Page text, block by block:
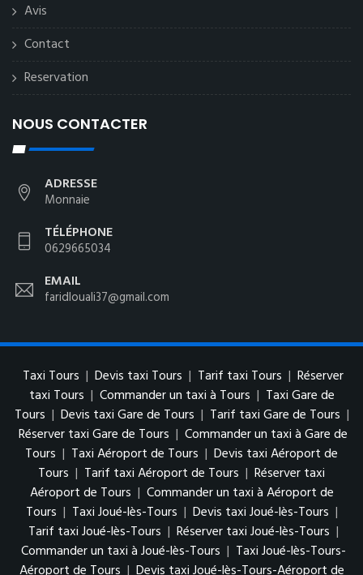
Avis
Contact
Reservation
NOUS CONTACTER
ADRESSE
Monnaie
TÉLÉPHONE
0629665034
EMAIL
faridlouali37@gmail.com
Taxi Tours | Devis taxi Tours | Tarif taxi Tours | Réserver
taxi Tours | Commander un taxi à Tours | Taxi Gare de
Tours | Devis taxi Gare de Tours | Tarif taxi Gare de Tours |
Réserver taxi Gare de Tours | Commander un taxi à Gare de
Tours | Taxi Aéroport de Tours | Devis taxi Aéroport de
Tours | Tarif taxi Aéroport de Tours | Réserver taxi
Aéroport de Tours | Commander un taxi à Aéroport de
Tours | Taxi Joué-lès-Tours | Devis taxi Joué-lès-Tours |
Tarif taxi Joué-lès-Tours | Réserver taxi Joué-lès-Tours |
Commander un taxi à Joué-lès-Tours | Taxi Joué-lès-Tours-